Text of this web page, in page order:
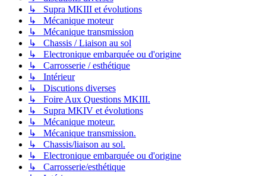
↳ Supra MKIII et évolutions
↳ Mécanique moteur
↳ Mécanique transmission
↳ Chassis / Liaison au sol
↳ Electronique embarquée ou d'origine
↳ Carrosserie / esthétique
↳ Intérieur
↳ Discutions diverses
↳ Foire Aux Questions MKIII.
↳ Supra MKIV et évolutions
↳ Mécanique moteur.
↳ Mécanique transmission.
↳ Chassis/liaison au sol.
↳ Electronique embarquée ou d'origine
↳ Carrosserie/esthétique